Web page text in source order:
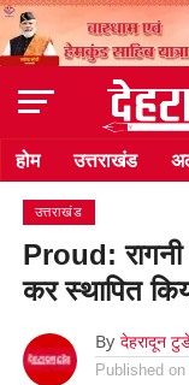
होम उत्तराखंड
उत्तराखंड
Proud:
कर स्थापित
By देहरादून
Published on